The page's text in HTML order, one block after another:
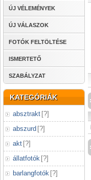
ÚJ VÉLEMÉNYEK
ÚJ VÁLASZOK
FOTÓK FELTÖLTÉSE
ISMERTETŐ
SZABÁLYZAT
KATEGÓRIÁK
absztrakt [?]
abszurd [?]
akt [?]
állatfotók [?]
barlangfotók [?]